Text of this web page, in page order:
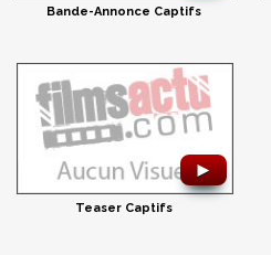
Bande-Annonce Captifs
►
Teaser Captifs